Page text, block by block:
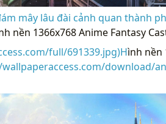
mây lâu đài cảnh quan thành
nền 1366x768 Anime Fantasy
full/691339.jpg)Hình nền
download/